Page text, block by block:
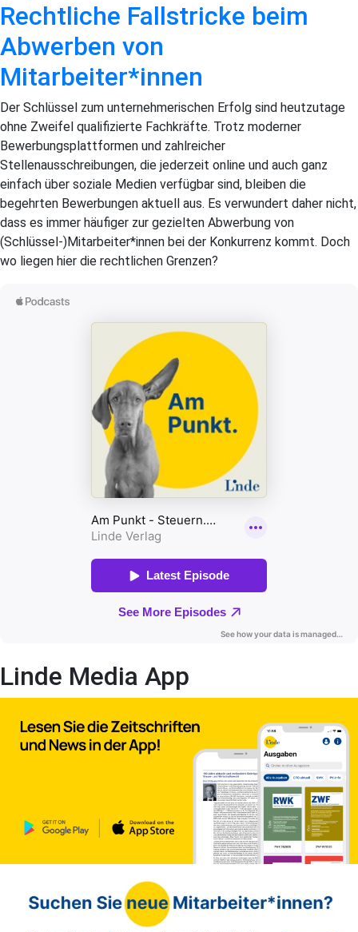
Rechtliche Fallstricke beim
Abwerben von
Mitarbeiter*innen
Der Schlüssel zum unternehmerischen Erfolg sind heutzutage
ohne Zweifel qualifizierte Fachkräfte. Trotz moderner
Bewerbungsplattformen und zahlreicher
Stellenausschreibungen, die jederzeit online und auch ganz
einfach über soziale Medien verfügbar sind, bleiben die
begehrten Bewerbungen aktuell aus. Es verwundert daher nicht,
dass es immer häufiger zur gezielten Abwerbung von
(Schlüssel-)Mitarbeiter*innen bei der Konkurrenz kommt. Doch
wo liegen hier die rechtlichen Grenzen?
Linde Media App